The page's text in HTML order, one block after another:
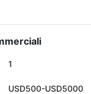
1
USD500-USD5000